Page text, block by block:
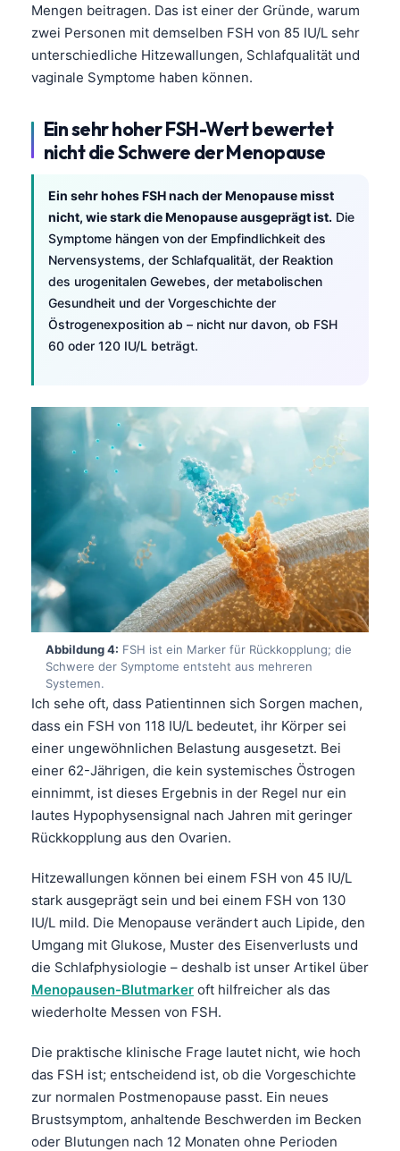
Mengen beitragen. Das ist einer der Gründe, warum
zwei Personen mit demselben FSH von 85 IU/L sehr
unterschiedliche Hitzewallungen, Schlafqualität und
vaginale Symptome haben können.
Ein sehr hoher FSH-Wert bewertet
nicht die Schwere der Menopause
Ein sehr hohes FSH nach der Menopause misst
nicht, wie stark die Menopause ausgeprägt ist. Die
Symptome hängen von der Empfindlichkeit des
Nervensystems, der Schlafqualität, der Reaktion
des urogenitalen Gewebes, der metabolischen
Gesundheit und der Vorgeschichte der
Östrogenexposition ab – nicht nur davon, ob FSH
60 oder 120 IU/L beträgt.
Abbildung 4: FSH ist ein Marker für Rückkopplung; die
Schwere der Symptome entsteht aus mehreren
Systemen.
Ich sehe oft, dass Patientinnen sich Sorgen machen,
dass ein FSH von 118 IU/L bedeutet, ihr Körper sei
einer ungewöhnlichen Belastung ausgesetzt. Bei
einer 62-Jährigen, die kein systemisches Östrogen
einnimmt, ist dieses Ergebnis in der Regel nur ein
lautes Hypophysensignal nach Jahren mit geringer
Rückkopplung aus den Ovarien.
Hitzewallungen können bei einem FSH von 45 IU/L
stark ausgeprägt sein und bei einem FSH von 130
IU/L mild. Die Menopause verändert auch Lipide, den
Umgang mit Glukose, Muster des Eisenverlusts und
die Schlafphysiologie – deshalb ist unser Artikel über
Menopausen-Blutmarker oft hilfreicher als das
wiederholte Messen von FSH.
Die praktische klinische Frage lautet nicht, wie hoch
das FSH ist; entscheidend ist, ob die Vorgeschichte
zur normalen Postmenopause passt. Ein neues
Brustsymptom, anhaltende Beschwerden im Becken
oder Blutungen nach 12 Monaten ohne Perioden